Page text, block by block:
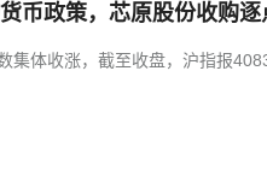
币政策，芯原股份收购逐
大指数集体收涨，截至收盘，沪指报